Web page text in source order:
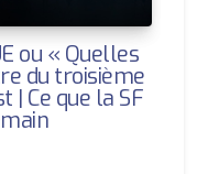
ou « Quelles
du troisième
| Ce que la SF